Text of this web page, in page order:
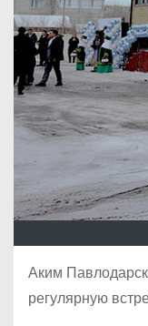
Аким
регулярную